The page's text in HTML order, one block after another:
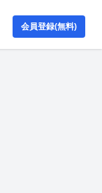
会員登録(無料)